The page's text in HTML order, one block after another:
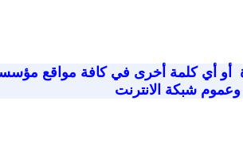
أو أي كلمة أخرى في كافة مواقع
وعموم شبكة الانترنت